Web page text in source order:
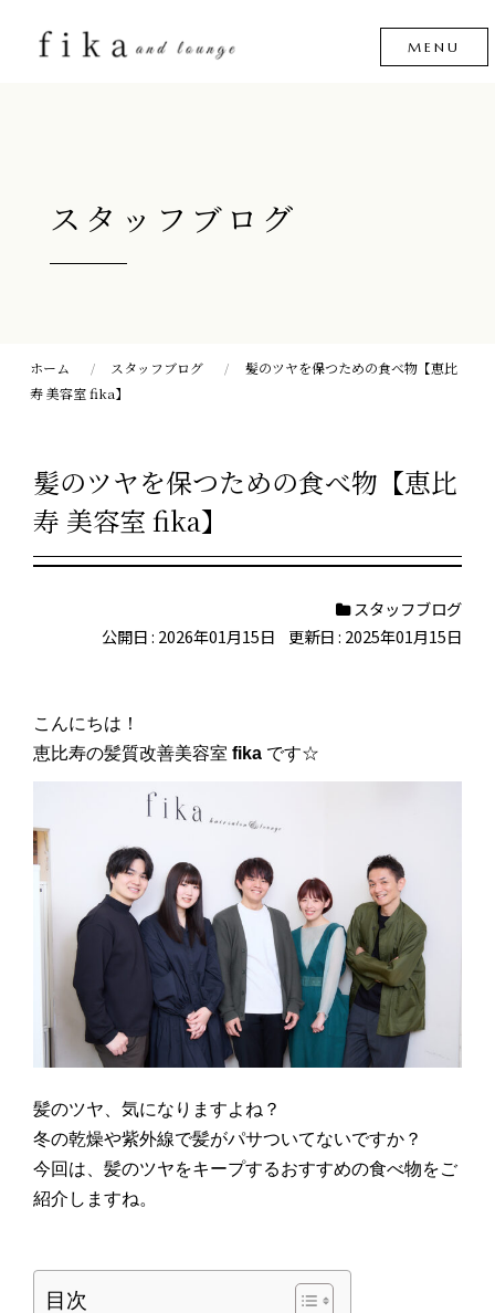
スタッフブログ
ホーム スタッフブログ
髪のツヤを保つための食べ物【恵比
寿 美容室 fika】
髪のツヤを保つための食べ物【恵比
寿 美容室 fika】
スタッフブログ
公開日 : 2026年01月15日
更新日 : 2025年01月15日
こんにちは！
恵比寿の髪質改善美容室 fikaです☆
髪のツヤ、気になりますよね？
冬の乾燥や紫外線で髪がパサついてないですか？
今回は、髪のツヤをキープするおすすめの食べ物をご
紹介しますね。
目次